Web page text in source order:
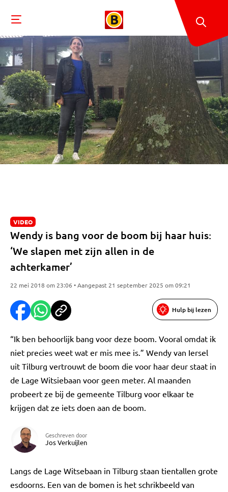
VIDEO
Wendy is bang voor de boom bij haar huis:
‘We slapen met zijn allen in de
achterkamer’
22 mei 2018 om 23:06 • Aangepast 21 september 2025 om 09:21
Hulp bij lezen
“Ik ben behoorlijk bang voor deze boom. Vooral omdat ik
niet precies weet wat er mis mee is.” Wendy van Iersel
uit Tilburg vertrouwt de boom die voor haar deur staat in
de Lage Witsiebaan voor geen meter. Al maanden
probeert ze bij de gemeente Tilburg voor elkaar te
krijgen dat ze iets doen aan de boom.
Geschreven door
Jos Verkuijlen
Langs de Lage Witsebaan in Tilburg staan tientallen grote
esdoorns. Een van de bomen is het schrikbeeld van